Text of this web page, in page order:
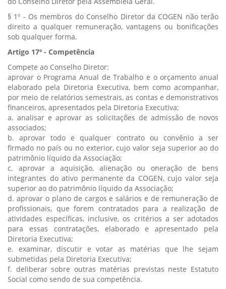
§ 1º - Os membros do Conselho Diretor da COGEN não terão
direito a qualquer remuneração, vantagens ou bonificações
sob qualquer forma.
Artigo 17º - Competência
Compete ao Conselho Diretor:
aprovar o Programa Anual de Trabalho e o orçamento anual
elaborado pela Diretoria Executiva, bem como acompanhar,
por meio de relatórios semestrais, as contas e demonstrativos
financeiros, apresentados pela Diretoria Executiva;
a. analisar e aprovar as solicitações de admissão de novos
associados;
b. aprovar todo e qualquer contrato ou convênio a ser
firmado no país ou no exterior, cujo valor seja superior ao do
patrimônio líquido da Associação;
c. aprovar a aquisição, alienação ou oneração de bens
integrantes do ativo permanente da COGEN, cujo valor seja
superior ao do patrimônio líquido da Associação;
d. aprovar o plano de cargos e salários e de remuneração de
profissionais, que forem contratados para a realização de
atividades específicas, inclusive, os critérios a ser adotados
para essas contratações, elaborado e apresentado pela
Diretoria Executiva;
e. examinar, discutir e votar as matérias que lhe sejam
submetidas pela Diretoria Executiva;
f. deliberar sobre outras matérias previstas neste Estatuto
Social como sendo de sua competência.